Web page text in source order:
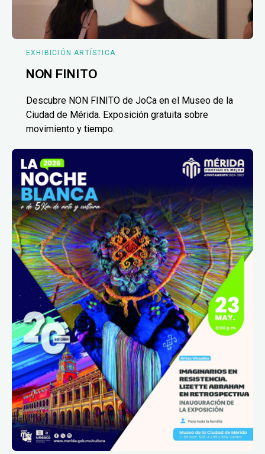
EXHIBICIÓN ARTÍSTICA
NON FINITO
Descubre NON FINITO de JoCa en el Museo de la
Ciudad de Mérida. Exposición gratuita sobre
movimiento y tiempo.